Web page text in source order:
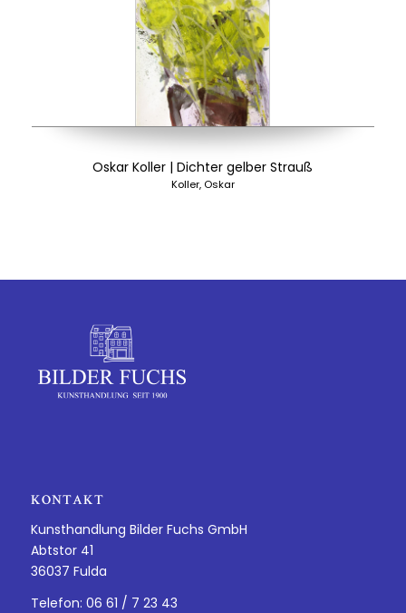
Oskar Koller | Dichter gelber Strauß
Koller, Oskar
KONTAKT
Kunsthandlung Bilder Fuchs GmbH
Abtstor 41
36037 Fulda
Telefon: 06 61 / 7 23 43